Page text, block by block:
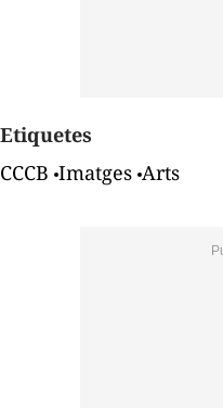
Etiquetes
CCCB Imatges Arts